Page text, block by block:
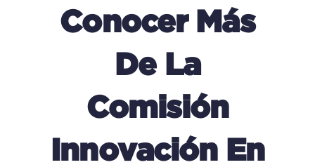
Conocer Más
De La
Comisión
Innovación En